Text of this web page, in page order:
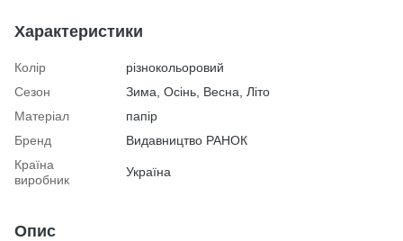
Характеристики
Колір
різнокольоровий
Сезон
Зима, Осінь, Весна, Літо
Матеріал
папір
Бренд
Видавництво РАНОК
Країна
виробник
Україна
Опис